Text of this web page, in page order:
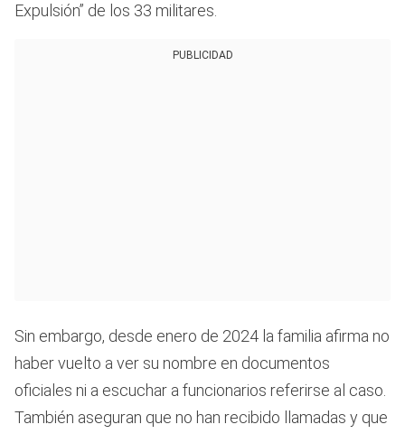
Expulsión” de los 33 militares.
PUBLICIDAD
Sin embargo, desde enero de 2024 la familia afirma no
haber vuelto a ver su nombre en documentos
oficiales ni a escuchar a funcionarios referirse al caso.
También aseguran que no han recibido llamadas y que